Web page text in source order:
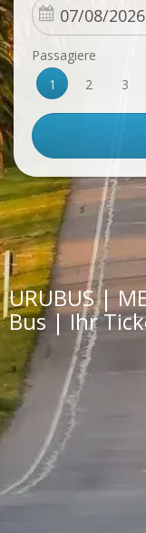
Passagiere
1
2 3
URUBUS |
Bus | Ihr